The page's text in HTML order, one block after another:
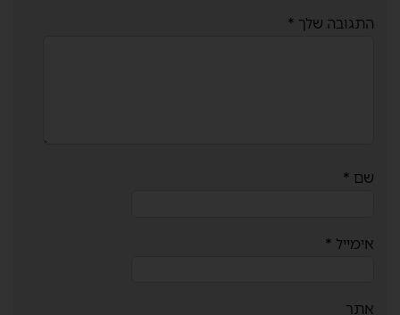
התגובה שלך *
שם *
אימייל *
אתר